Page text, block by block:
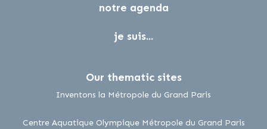
notre agenda
je suis...
Our thematic sites
Inventons la Métropole du Grand Paris
Centre Aquatique Olympique Métropole du Grand Parislien